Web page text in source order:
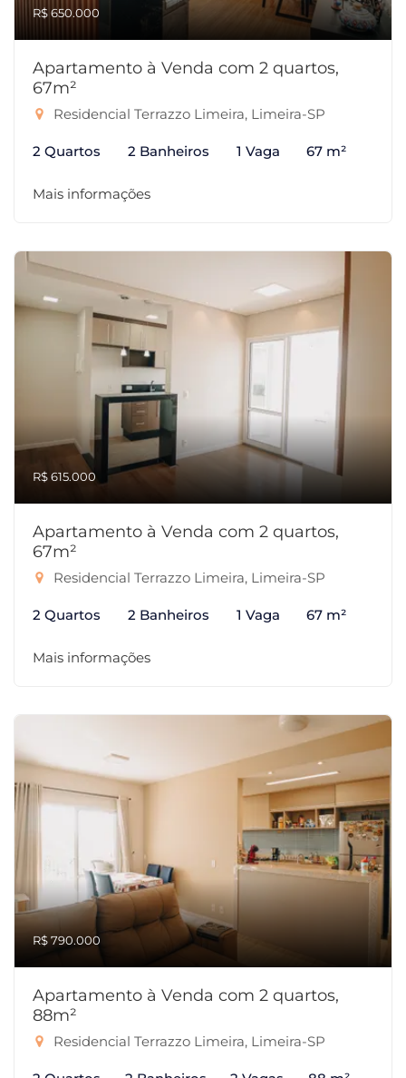
R$ 650.000
Apartamento à Venda com 2 quartos,
67m²
Residencial Terrazzo Limeira, Limeira-SP
2 Quartos 2 Banheiros 1 Vaga 67 m²
Mais informações
R$ 615.000
Apartamento à Venda com 2 quartos,
67m²
Residencial Terrazzo Limeira, Limeira-SP
2 Quartos 2 Banheiros 1 Vaga 67 m²
Mais informações
R$ 790.000
Apartamento à Venda com 2 quartos,
88m²
Residencial Terrazzo Limeira, Limeira-SP